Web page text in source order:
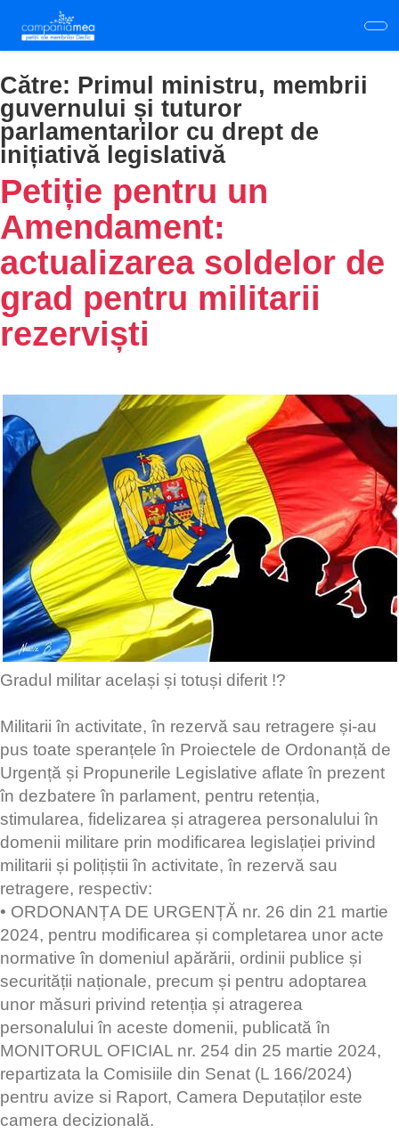
main
content
Către: Primul ministru, membrii
guvernului și tuturor
parlamentarilor cu drept de
inițiativă legislativă
Petiție pentru un
Amendament:
actualizarea soldelor de
grad pentru militarii
rezerviști
Gradul militar același și totuși diferit !?
Militarii în activitate, în rezervă sau retragere și-au
pus toate speranțele în Proiectele de Ordonanță de
Urgență și Propunerile Legislative aflate în prezent
în dezbatere în parlament, pentru retenția,
stimularea, fidelizarea și atragerea personalului în
domenii militare prin modificarea legislației privind
militarii și polițiștii în activitate, în rezervă sau
retragere, respectiv:
• ORDONANȚA DE URGENȚĂ nr. 26 din 21 martie
2024, pentru modificarea și completarea unor acte
normative în domeniul apărării, ordinii publice și
securității naționale, precum și pentru adoptarea
unor măsuri privind retenția și atragerea
personalului în aceste domenii, publicată în
MONITORUL OFICIAL nr. 254 din 25 martie 2024,
repartizata la Comisiile din Senat (L 166/2024)
pentru avize si Raport, Camera Deputaților este
camera decizională.